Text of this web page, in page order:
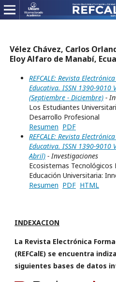
Vélez Chávez, Carlos
Eloy Alfaro de Manabí,
REFCALE: Revista
Educativa. ISSN 1390-9010
(Septiembre - Diciembre) -
Los Estudiantes
Desarrollo Profesional
Resumen PDF
REFCALE: Revista
Educativa. ISSN 1390-9010
Abril) - Investigaciones
Ecosistemas Tecnológicos
Educación Universitaria:
Resumen PDF HTML
INDEXACION
La Revista Electrónica
(REFCalE) se encuentra
siguientes bases de datos